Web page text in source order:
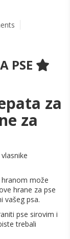
PSE
za
za
može
hrane za pse
vašeg psa.
pse sirovim i
trebali